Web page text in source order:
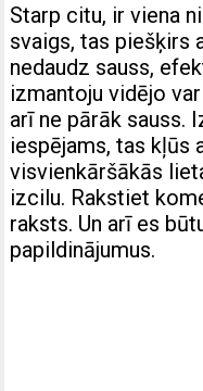
Starp citu, ir viena
svaigs, tas piešķirs
nedaudz sauss,
izmantoju vidējo
arī ne pārāk sauss.
iespējams, tas kļūs
visvienkāršākās
izcilu. Rakstiet
raksts. Un arī es
papildinājumus.